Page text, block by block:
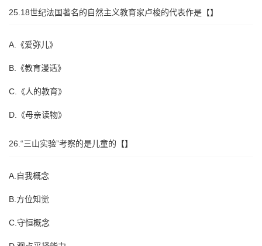
25.18世纪法国著名的自然主义教育家卢梭的代表作是【】
A.《爱弥儿》
B.《教育漫话》
C.《人的教育》
D.《母亲读物》
26.“三山实验”考察的是儿童的【】
A.自我概念
B.方位知觉
C.守恒概念